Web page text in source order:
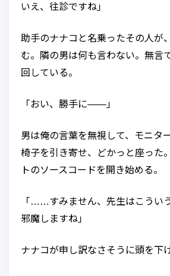
いえ、往診ですね」
助手のナナコと名乗ったその人が
む。隣の男は何も言わない。無言
回している。
「おい、勝手に——」
男は俺の言葉を無視して、モニタ
椅子を引き寄せ、どかっと座った
トのソースコードを開き始める。
「……すみません、先生はこうい
邪魔しますね」
ナナコが申し訳なさそうに頭を下